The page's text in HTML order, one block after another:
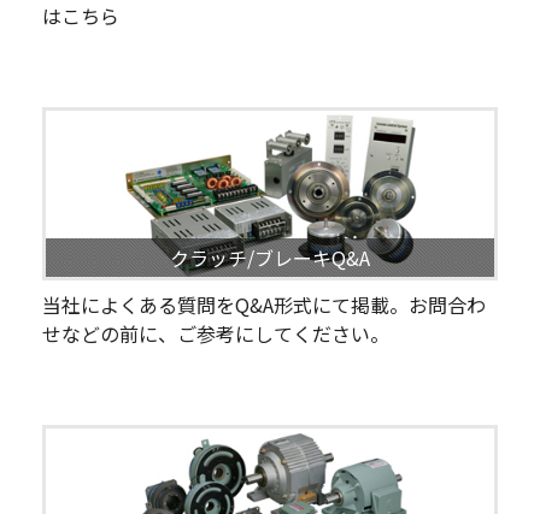
はこちら
クラッチ/ブレーキQ&A
当社によくある質問をQ&A形式にて掲載。お問合わ
せなどの前に、ご参考にしてください。